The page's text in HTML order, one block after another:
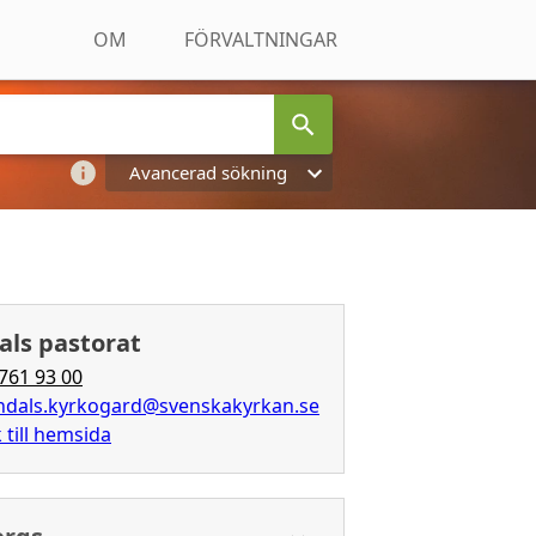
OM FÖRVALTNINGAR
Avancerad sökning
pastorat
93 00
till hemsida